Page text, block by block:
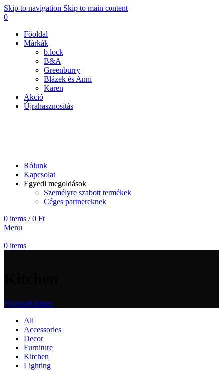
Skip to navigation Skip to main content
0
Főoldal
Márkák
b.lock
B&A
Greenburry
Blázek és Anni
Karen
Akció
Újrahasznosítás
Rólunk
Kapcsolat
Egyedi megoldások
Személyre szabott termékek
Céges partnereknek
0 items / 0 Ft
Menu
0 items
FőoldalKitchen
All
Accessories
Decor
Furniture
Kitchen
Lighting